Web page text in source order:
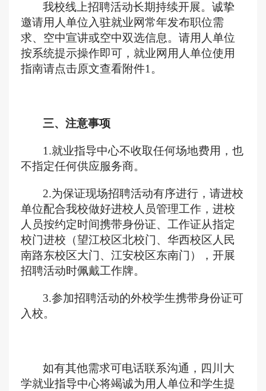
我校线上招聘活动长期持续开展。诚挚
邀请用人单位入驻就业网常年发布职位需
求、空中宣讲或空中双选信息。请用人单位
按系统提示操作即可，就业网用人单位使用
指南请点击原文查看附件1。
三、注意事项
1 .就业指导中心不收取任何场地费用，也
不指定任何供应服务商。
2.为保证现场招聘活动有序进行， 请进校
单位配合我校做好进校人员管理工作 ， 进校
人员按约定时间携带身份证、工作证从指定
校门进校（望江校区北校门、华西校区人民
南路东校区大门、江安校区东南门），开展
招聘活动时佩戴工作牌。
3.参加招聘活动的外校学生携带身份证可
入校。
如有其他需求可电话联系沟通，四川大
学就业指导中心将竭诚为用人单位和学生提